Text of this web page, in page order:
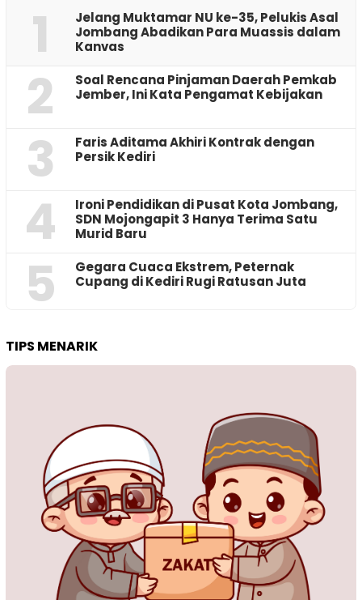
1
Jelang Muktamar NU ke-35, Pelukis Asal
Jombang Abadikan Para Muassis dalam
Kanvas
2
‎Soal Rencana Pinjaman Daerah Pemkab
Jember, Ini Kata Pengamat Kebijakan ‎
3
Faris Aditama Akhiri Kontrak dengan
Persik Kediri
4
Ironi Pendidikan di Pusat Kota Jombang,
SDN Mojongapit 3 Hanya Terima Satu
Murid Baru
5
‎Gegara Cuaca Ekstrem, Peternak
Cupang di Kediri Rugi Ratusan Juta
TIPS MENARIK